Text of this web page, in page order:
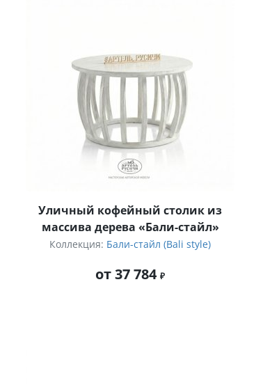
Уличный кофейный столик из
массива дерева «Бали-стайл»
Коллекция: Бали-стайл (Bali style)
от 37 784